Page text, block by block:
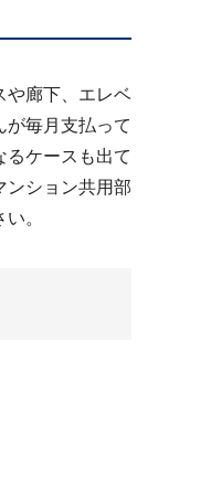
や廊下、エレベ
が毎月支払って
るケースも出て
ンション共用部
。